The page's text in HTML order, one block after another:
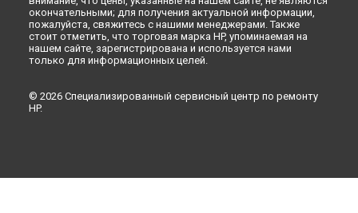
окончательными; для получения актуальной информации,
пожалуйста, свяжитесь с нашими менеджерами. Также
стоит отметить, что торговая марка HP, упоминаемая на
нашем сайте, зарегистрирована и используется нами
только для информационных целей.
© 2026 Специализированный сервисный центр по ремонту
HP.